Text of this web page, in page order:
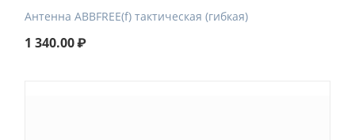
Антенна ABBFREE(f) тактическая (гибкая)
1 340.00₽